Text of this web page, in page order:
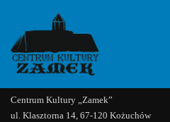
content
Warsztaty
Nie odnaleziono wydarzeń!
Centrum Kultury „Zamek”
ul. Klasztorna 14, 67-120 Kożuchów